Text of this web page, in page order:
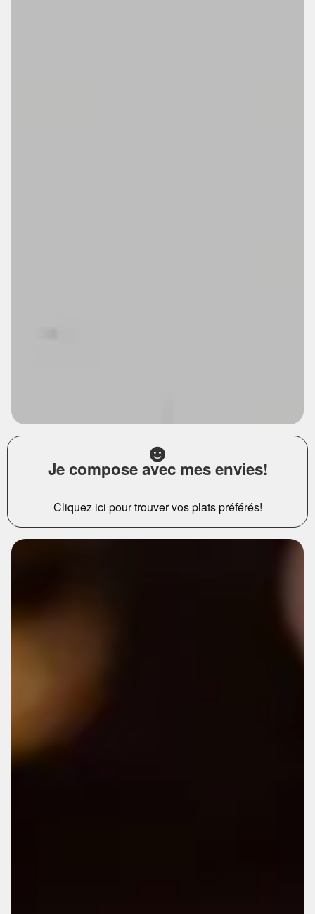
Je compose avec mes envies!
Cliquez ici pour trouver vos plats préférés!